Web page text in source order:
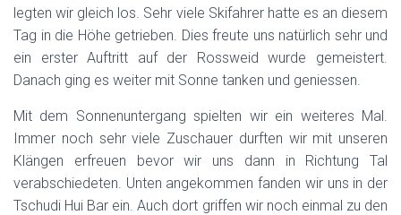
legten wir gleich los. Sehr viele Skifahrer hatte es an diesem
Tag in die Höhe getrieben. Dies freute uns natürlich sehr und
ein erster Auftritt auf der Rossweid wurde gemeistert.
Danach ging es weiter mit Sonne tanken und geniessen.
Mit dem Sonnenuntergang spielten wir ein weiteres Mal.
Immer noch sehr viele Zuschauer durften wir mit unseren
Klängen erfreuen bevor wir uns dann in Richtung Tal
verabschiedeten. Unten angekommen fanden wir uns in der
Tschudi Hui Bar ein. Auch dort griffen wir noch einmal zu den